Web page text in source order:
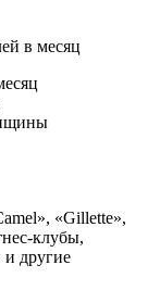
в месяц
в месяц
«Gillette»,
клубы,
другие